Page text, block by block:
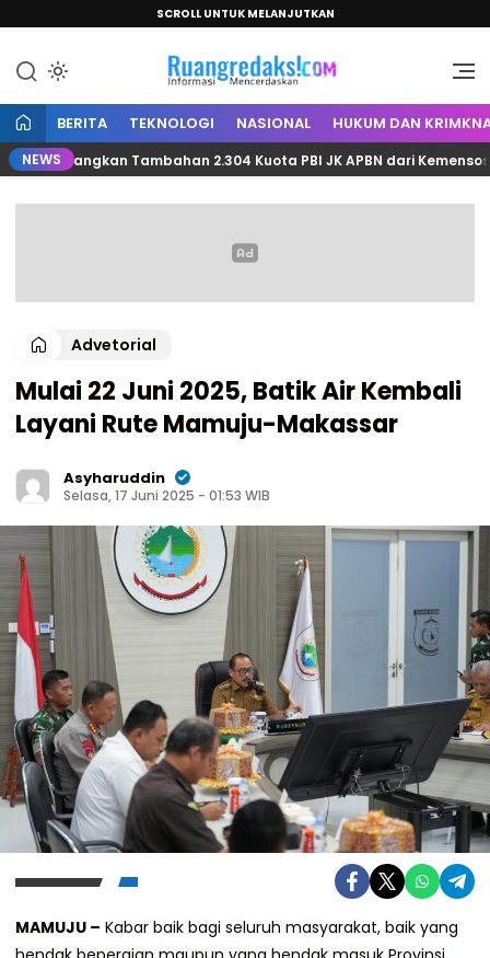
SCROLL UNTUK MELANJUTKAN
Ruang Redaksi
Informasi Mencerdaskan
BERITA TEKNOLOGI NASIONAL HUKUM DAN
NEWS Tambahan 2.304 Kuota PBI JK APBN dari Kemensos RI
Advetorial
Mulai 22 Juni 2025, Batik Air Kembali
Layani Rute Mamuju-Makassar
Asyharuddin
Selasa, 17 Juni 2025 - 01:53 WIB
MAMUJU – Kabar baik bagi seluruh masyarakat, baik yang